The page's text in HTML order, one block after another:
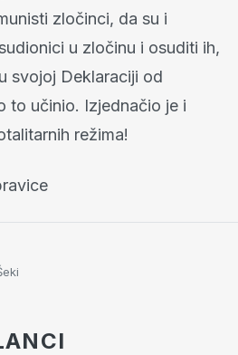
zločinci, da su i
u zločinu i osuditi ih,
svojoj Deklaraciji od
to učinio. Izjednačio je i
režima!